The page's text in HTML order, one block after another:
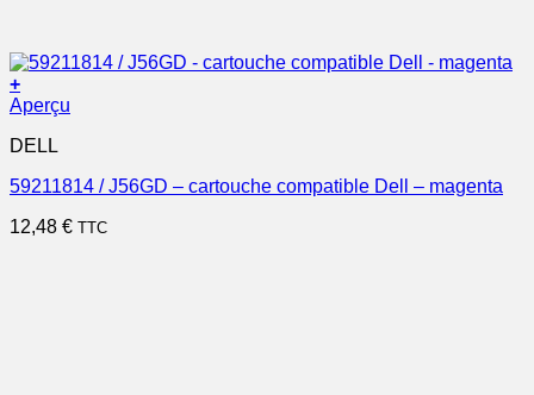
+
Aperçu
DELL
59211814 / J56GD – cartouche compatible Dell – magenta
12,48 € TTC